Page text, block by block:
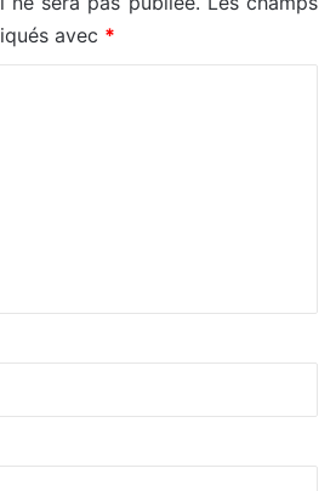
avec *